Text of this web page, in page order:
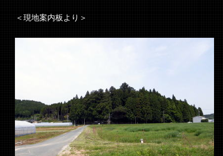
＜現地案内板より＞